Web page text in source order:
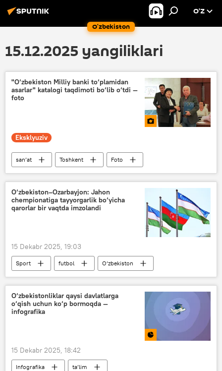
O‘zbekiston
O’Z
15.12.2025 yangiliklari
"O‘zbekiston Milliy banki to‘plamidan
asarlar" katalogi taqdimoti bo‘lib o‘tdi —
foto
Eksklyuziv
san’at Toshkent
Foto
Multimedia
rassom
O‘zbekiston–Ozarbayjon: Jahon
chempionatiga tayyorgarlik bo‘yicha
qarorlar bir vaqtda imzolandi
15 Dekabr 2025, 19:03
Sport futbol
O‘zbekiston
Ozarbayjon
O‘zbekistonliklar qaysi davlatlarga
o‘qish uchun ko‘p bormoqda —
infografika
15 Dekabr 2025, 18:42
Infografika
ta’lim